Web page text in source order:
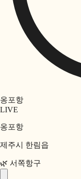
옹포항
LIVE
옹포항
제주시 한림읍
🌿 서쪽항구